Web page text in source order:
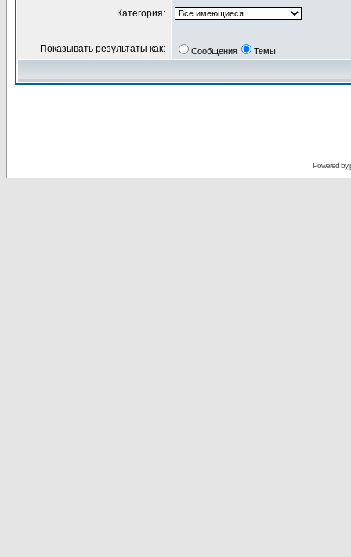
Категория:
Показывать результаты как: Сообщения Темы
Powered by